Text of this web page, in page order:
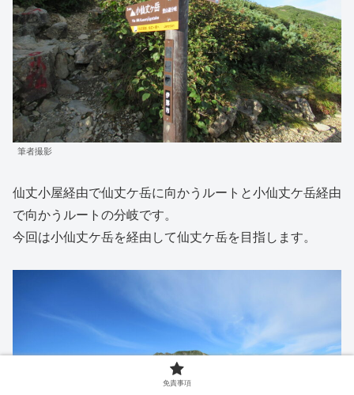
筆者撮影
仙丈小屋経由で仙丈ケ岳に向かうルートと小仙丈ケ岳経由
で向かうルートの分岐です。
今回は小仙丈ケ岳を経由して仙丈ケ岳を目指します。
免責事項